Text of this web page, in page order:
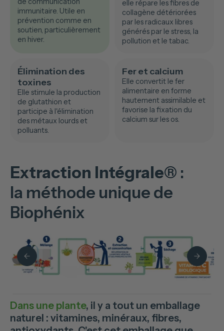
immunitaire. Utile en
prévention comme en
soutien, particulièrement
en hiver.
elle répare les fibres de
collagène détériorées
par les radicaux libres
générés par le stress, la
pollution et le tabac.
Élimination des
toxines
Elle stimule la production
de glutathion et
participe à l'élimination
des métaux lourds et
polluants.
Fer et calcium
Elle convertit le fer
alimentaire en forme
hautement assimilable et
favorise la fixation du
calcium sur les os.
Extraction Intégrale® :
la méthode unique de
Biophénix
Dans une plante, il y a tout un emballage
naturel : vitamines, minéraux, fibres,